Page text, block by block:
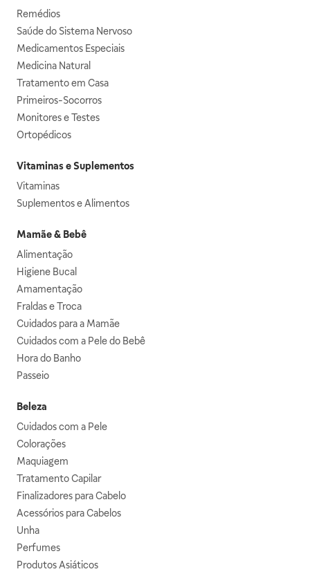
Remédios
Saúde do Sistema Nervoso
Medicamentos Especiais
Medicina Natural
Tratamento em Casa
Primeiros-Socorros
Monitores e Testes
Ortopédicos
Vitaminas e Suplementos
Vitaminas
Suplementos e Alimentos
Mamãe & Bebê
Alimentação
Higiene Bucal
Amamentação
Fraldas e Troca
Cuidados para a Mamãe
Cuidados com a Pele do Bebê
Hora do Banho
Passeio
Beleza
Cuidados com a Pele
Colorações
Maquiagem
Tratamento Capilar
Finalizadores para Cabelo
Acessórios para Cabelos
Unha
Perfumes
Produtos Asiáticos